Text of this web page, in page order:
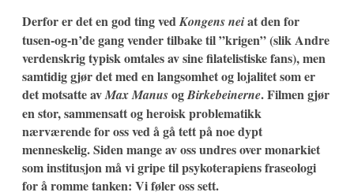
Derfor er det en god ting vedKongens neiat den for
tusen-og-n’de gang vender tilbake til ”krigen” (slik Andre
verdenskrig typisk omtales av sine filatelistiske fans), men
samtidig gjør det med en langsomhet og lojalitet som er
det motsatte avMax ManusogBirkebeinerne. Filmen gjør
en stor, sammensatt og heroisk problematikk
nærværende for oss ved å gå tett på noe dypt
menneskelig. Siden mange av oss undres over monarkiet
som institusjon må vi gripe til psykoterapiens fraseologi
for å romme tanken: Vi føler oss sett.